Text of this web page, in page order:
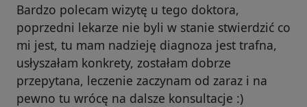
Bardzo polecam wizytę u tego doktora,
poprzedni lekarze nie byli w stanie stwierdzić co
mi jest, tu mam nadzieję diagnoza jest trafna,
usłyszałam konkrety, zostałam dobrze
przepytana, leczenie zaczynam od zaraz i na
pewno tu wrócę na dalsze konsultacje :)